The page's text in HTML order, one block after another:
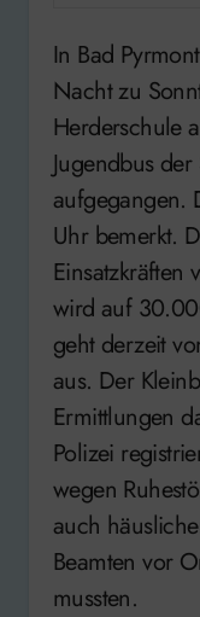
In Bad Pyrmont musste die Feuerwehr in der
Nacht zu
Herderschule
Jugendbus
aufgegangen.
Uhr bemerkt.
Einsatzkräften
wird auf
geht derzeit
aus. Der
Ermittlungen
Polizei
wegen
auch
Beamten vor
mussten.